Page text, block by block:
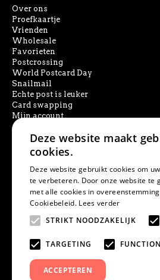
Over ons
Proefkaartje
Vrienden
Wholesale
Favorieten
Postcrossing
World Postcard Day
Snailmail
Echte post is leuker
Card swapping
Mijn account
SOCIAL MEDIA
PRODUCT ZOEKEN
Deze website maakt
cookies.
Deze website gebruikt cookies om
te verbeteren. Door onze website te
met alle cookies in
Cookiebeleid. Lees verder
STRIKT NOODZAKELIJK
TARGETING
ACCEPTEREN